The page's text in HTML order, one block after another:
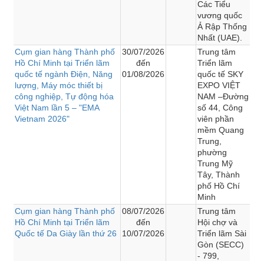
Các Tiểu
vương quốc
Ả Rập Thống
Nhất (UAE).
Cụm gian hàng Thành phố
Hồ Chí Minh tại Triển lãm
quốc tế ngành Điện, Năng
lượng, Máy móc thiết bị
công nghiệp, Tự động hóa
Việt Nam lần 5 – "EMA
Vietnam 2026"
30/07/2026
đến
01/08/2026
Trung tâm
Triển lãm
quốc tế SKY
EXPO VIỆT
NAM –Đường
số 44, Công
viên phần
mềm Quang
Trung,
phường
Trung Mỹ
Tây, Thành
phố Hồ Chí
Minh
Cụm gian hàng Thành phố
Hồ Chí Minh tại Triển lãm
Quốc tế Da Giày lần thứ 26
08/07/2026
đến
10/07/2026
Trung tâm
Hội chợ và
Triển lãm Sài
Gòn (SECC)
- 799,